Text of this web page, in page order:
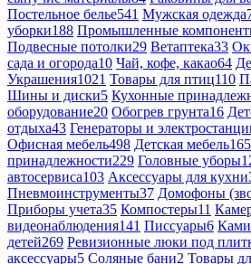
Постельное белье541 Мужская одежда
уборки188 Промышленные
Подвесные потолки29 Ветаптека33
сада и огорода10 Чай, кофе, какао64
Украшения1021 Товары для птиц110
Шины и диски5 Кухонные
оборудование20 Обогрев грунта16
отдыха43 Генераторы и
Офисная мебель498 Детская мебель
принадлежности229 Головные уборы
автосервиса103 Аксессуары для кухни
Пневмоинструменты37 Домофоны
Приборы учета35 Компостеры11
видеонаблюдения141 Писсуары6
детей269 Ревизионные люки под
аксессуары5 Соляные бани2 Товары